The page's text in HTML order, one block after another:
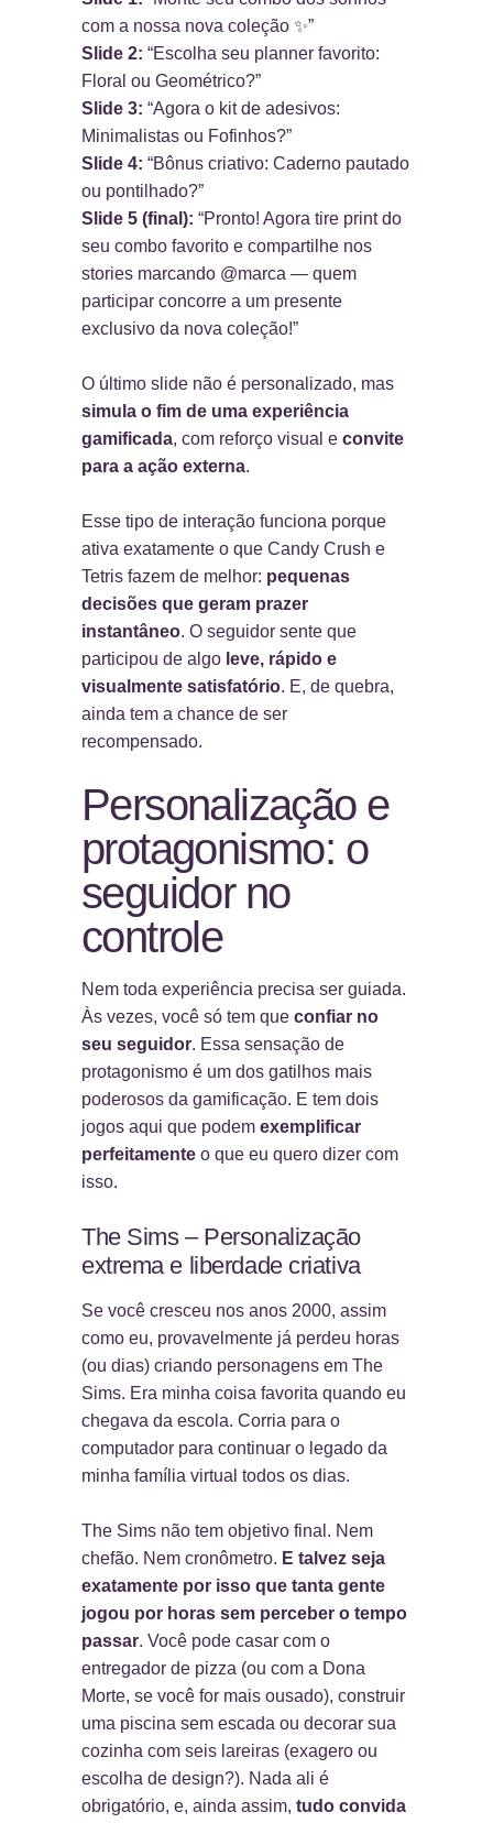
com a nossa nova coleção ✨”
Slide 2: “Escolha seu planner favorito:
Floral ou Geométrico?”
Slide 3: “Agora o kit de adesivos:
Minimalistas ou Fofinhos?”
Slide 4: “Bônus criativo: Caderno pautado
ou pontilhado?”
Slide 5 (final): “Pronto! Agora tire print do
seu combo favorito e compartilhe nos
stories marcando @marca — quem
participar concorre a um presente
exclusivo da nova coleção!”
O último slide não é personalizado, mas
simula o fim de uma experiência
gamificada, com reforço visual e convite
para a ação externa.
Esse tipo de interação funciona porque
ativa exatamente o que Candy Crush e
Tetris fazem de melhor: pequenas
decisões que geram prazer
instantâneo. O seguidor sente que
participou de algo leve, rápido e
visualmente satisfatório. E, de quebra,
ainda tem a chance de ser
recompensado.
Personalização e
protagonismo: o
seguidor no
controle
Nem toda experiência precisa ser guiada.
Às vezes, você só tem que confiar no
seu seguidor. Essa sensação de
protagonismo é um dos gatilhos mais
poderosos da gamificação. E tem dois
jogos aqui que podem exemplificar
perfeitamente o que eu quero dizer com
isso.
The Sims – Personalização
extrema e liberdade criativa
Se você cresceu nos anos 2000, assim
como eu, provavelmente já perdeu horas
(ou dias) criando personagens em The
Sims. Era minha coisa favorita quando eu
chegava da escola. Corria para o
computador para continuar o legado da
minha família virtual todos os dias.
The Sims não tem objetivo final. Nem
chefão. Nem cronômetro. E talvez seja
exatamente por isso que tanta gente
jogou por horas sem perceber o tempo
passar. Você pode casar com o
entregador de pizza (ou com a Dona
Morte, se você for mais ousado), construir
uma piscina sem escada ou decorar sua
cozinha com seis lareiras (exagero ou
escolha de design?). Nada ali é
obrigatório, e, ainda assim, tudo convida